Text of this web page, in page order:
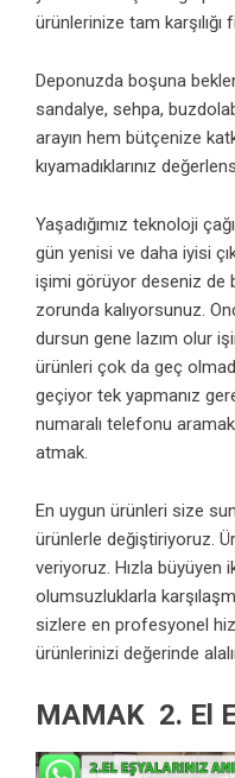
ürünlerinize tam
Deponuzda boşuna
sandalye, sehpa,
arayın hem bütçenize
kıyamadıklarınız
Yaşadığımız teknoloji
gün yenisi ve daha iyisi
işimi görüyor deseniz de
zorunda kalıyorsunuz.
dursun gene lazım olur
ürünleri çok da geç
geçiyor tek yapmanız
numaralı telefonu
atmak.
En uygun ürünleri size
ürünlerle değiştiriyoruz.
veriyoruz. Hızla büyüyen
olumsuzluklarla
sizlere en profesyonel
ürünlerinizi değerinde
MAMAK 2. El